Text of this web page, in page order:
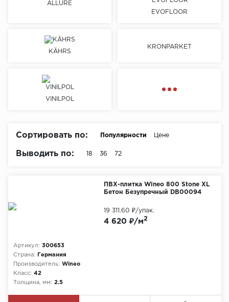
ALLURE
EVOFLOOR
KÄHRS
KRONPARKET
VINILPOL
Сортировать по: Популярности Цене
Выводить по: 18 36 72
ПВХ-плитка Wineo 800 Stone XL
Бетон Безупречный DB00094
Артикул: 300653
Страна:
Германия
Производитель: Wineo
Класс: 42
Толщина, мм: 2.5
4 620 ₽/м2
19 311.60 ₽/упак.